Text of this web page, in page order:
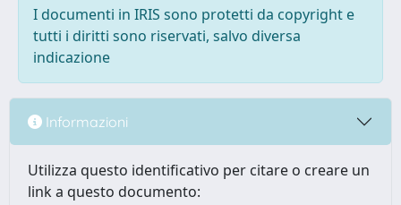
I documenti in IRIS sono protetti da copyright e
tutti i diritti sono riservati, salvo diversa
indicazione
Informazioni
Utilizza questo identificativo per citare o creare un
link a questo documento: